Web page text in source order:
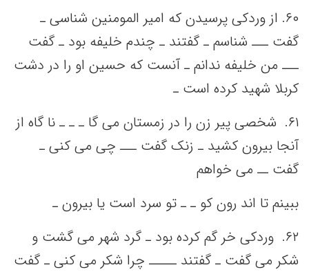
۶٠. از وردکی‌ پرسیدن که‌ امیر المومنین‌ شناسی‌ ـ
گفت‌ ـــ شناسم‌ ـ گفتند ـ چندم خلیفه‌ بود ـ گفت‌
ـــ من‌ خلیفه‌ ندانم‌ ـ آنست‌ که‌ حسین‌ او را در دشت‌
کربلا شهید کرده است‌ ـ
۶١. شخصی‌ پیر زن را در زمستان می‌ گا ـ ـ ـ نا گاه از
آنجا بیرون کشید ـ زنک‌ گفت‌ ـــ چی‌ می‌ کنی‌ ـ
گفت‌ ــ می‌ خواهم‌
ببینم‌ تا اند رون کو ـ ـ تو سرد است‌ یا بیرون ـ
۶٢. وردکی‌ خر گم‌ کرده بود ـ گرد شهر می‌ گشت‌ و
شکر می‌ گفت‌ ـ گفتند ـــــ چرا شکر می‌ کنی‌ ـ گفت‌